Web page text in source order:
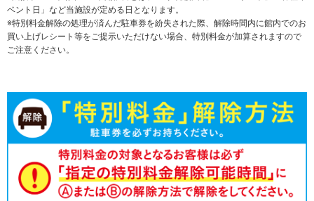
ベント日」など当施設が定める日となります。
※特別料金解除の処理が済んだ駐車券を紛失された際、解除時間内に館内でのお
買い上げレシート等をご提示いただけない場合、特別料金が加算されますので
ご注意ください。